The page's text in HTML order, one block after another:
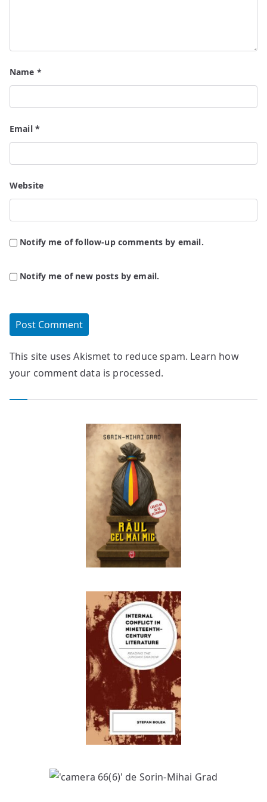
Name *
Email *
Website
Notify me of follow-up comments by email.
Notify me of new posts by email.
This site uses Akismet to reduce spam. Learn how
your comment data is processed.